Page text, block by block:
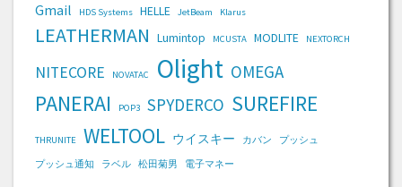
Gmail HDS Systems HELLE JetBeam Klarus
LEATHERMAN Lumintop MCUSTA MODLITE NEXTORCH
NITECORE NOVATAC Olight OMEGA
PANERAI POP3 SPYDERCO SUREFIRE
THRUNITE WELTOOL ウイスキー カバン プッシュ
プッシュ通知 ラベル 松田菊男 電子マネー